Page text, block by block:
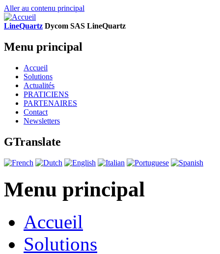
Aller au contenu principal
LineQuartz Dycom SAS LineQuartz
Menu principal
Accueil
Solutions
Actualités
PRATICIENS
PARTENAIRES
Contact
Newsletters
GTranslate
Menu principal
Accueil
Solutions